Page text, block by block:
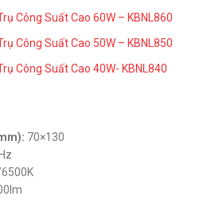
Công Suất Cao 60W – KBNL860
Công Suất Cao 50W – KBNL850
Công Suất Cao 40W- KBNL840
70×130